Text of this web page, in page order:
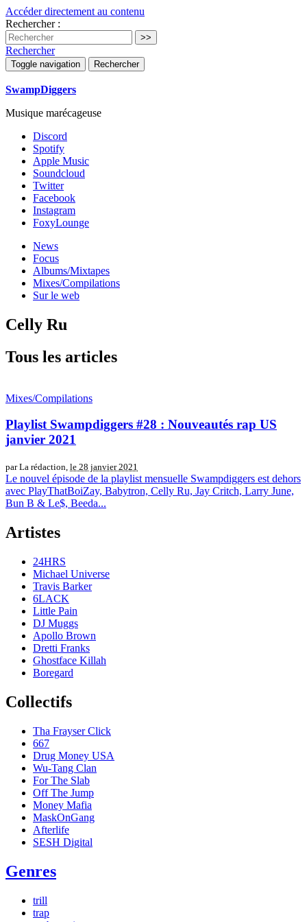
Accéder directement au contenu
Rechercher :
Rechercher
Toggle navigation Rechercher
SwampDiggers
Musique marécageuse
Discord
Spotify
Apple Music
Soundcloud
Twitter
Facebook
Instagram
FoxyLounge
News
Focus
Albums/Mixtapes
Mixes/Compilations
Sur le web
Celly Ru
Tous les articles
Mixes/Compilations
Playlist Swampdiggers #28 : Nouveautés rap US
janvier 2021
par La rédaction, le 28 janvier 2021
Le nouvel épisode de la playlist mensuelle Swampdiggers est dehors
avec PlayThatBoiZay, Babytron, Celly Ru, Jay Critch, Larry June,
Bun B & Le$, Beeda...
Artistes
24HRS
Michael Universe
Travis Barker
6LACK
Little Pain
DJ Muggs
Apollo Brown
Dretti Franks
Ghostface Killah
Boregard
Collectifs
Tha Frayser Click
667
Drug Money USA
Wu-Tang Clan
For The Slab
Off The Jump
Money Mafia
MaskOnGang
Afterlife
SESH Digital
Genres
trill
trap